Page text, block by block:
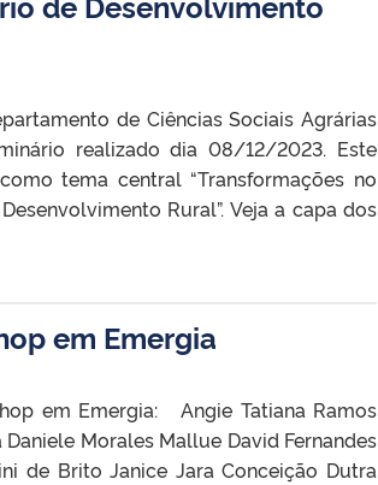
de Ciências Sociais Agrárias
realizado dia 08/12/2023. Este
tema central “Transformações no
Rural”. Veja a capa dos
em Emergia
em Emergia: Angie Tatiana Ramos
Morales Mallue David Fernandes
de Brito Janice Jara Conceição Dutra